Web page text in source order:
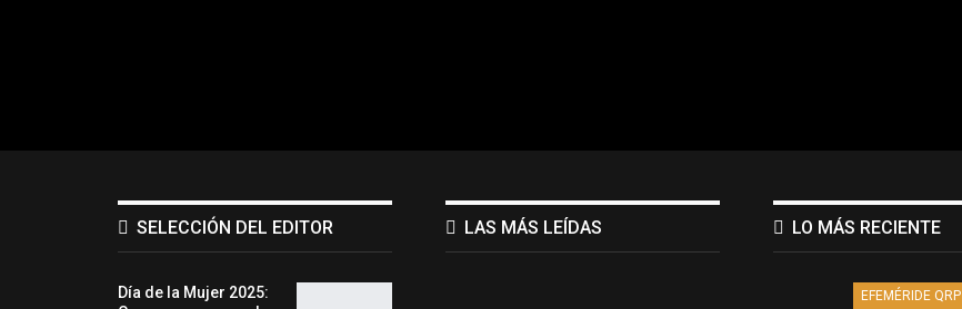
SELECCIÓN DEL EDITOR
Día de la Mujer 2025:
LAS MÁS LEÍDAS LO MÁS RECIENTE
EFEMÉRIDE QRP